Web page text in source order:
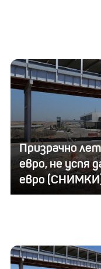
Призрачно
евро, не успя
евро